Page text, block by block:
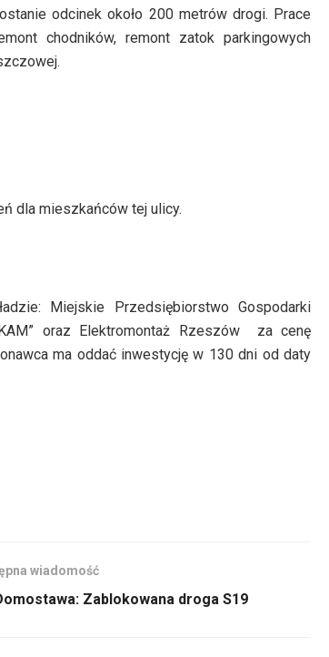
odcinek około 200 metrów drogi. Prace
chodników, remont zatok parkingowych
dla mieszkańców tej ulicy.
Miejskie Przedsiębiorstwo Gospodarki
oraz Elektromontaż Rzeszów za cenę
ma oddać inwestycję w 130 dni od daty
wiadomość
Zablokowana droga S19